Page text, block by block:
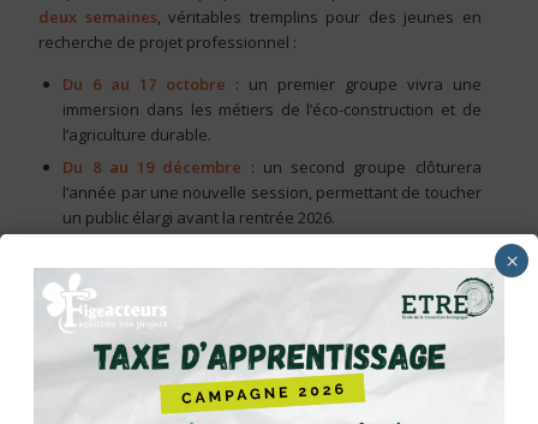
deux semaines, véritables tremplins pour des jeunes en
recherche de projet professionnel :
Du 6 au 17 octobre : un premier groupe vivra une
immersion dans les métiers de l’éco-construction et de
l’agriculture durable.
Du 8 au 19 décembre : un second groupe clôturera
l’année par une nouvelle session, permettant de toucher
un public élargi avant la rentrée 2026.
Ces formats intensifs, très concrets, permettent aux
participants de
découvrir en un temps court une grande
diversité de métiers
, tout en expérimentant le travail
collectif et la dynamique de groupe.
Ces parcours s’appuient sur unréseau de partenaires
locaux engagés: entreprises d’éco-construction,
×